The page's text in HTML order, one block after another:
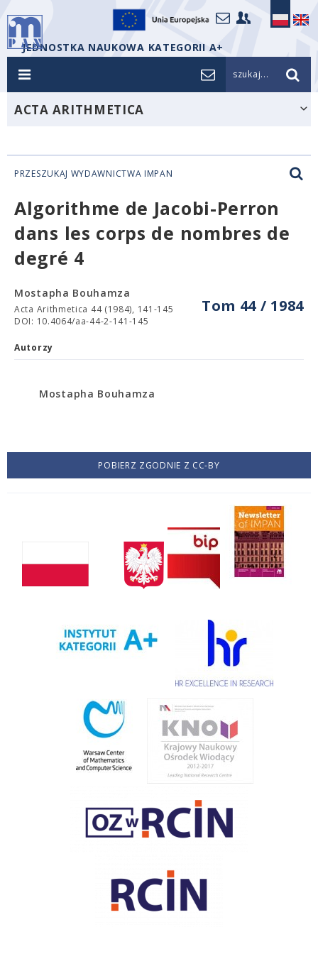
JEDNOSTKA NAUKOWA KATEGORII A+
szukaj...
ACTA ARITHMETICA
PRZESZUKAJ WYDAWNICTWA IMPAN
Algorithme de Jacobi-Perron
dans les corps de nombres de
degré 4
Tom 44 / 1984
Mostapha Bouhamza
Acta Arithmetica 44 (1984), 141-145
DOI: 10.4064/aa-44-2-141-145
Autorzy
Mostapha Bouhamza
POBIERZ ZGODNIE Z CC-BY